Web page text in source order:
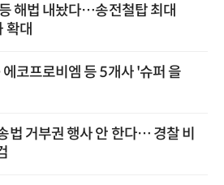
해법 내놨다…송전철탑 최대
확대
코프로비엠 등 5개사 '슈퍼 을
법 거부권 행사 안 한다… 경찰 비